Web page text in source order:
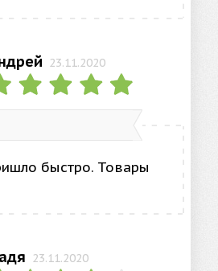
23.11.2020
быстро. Товары
23.11.2020